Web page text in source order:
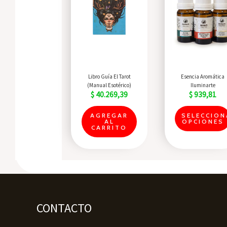
Quick View
Libro Guía El Tarot
(Manual Esotérico)
$ 40.269,39
AGREGAR
AL
CARRITO
Quick View
Esencia Aromática
Iluminarte
$939,81
OPCIONES
CONTACTO